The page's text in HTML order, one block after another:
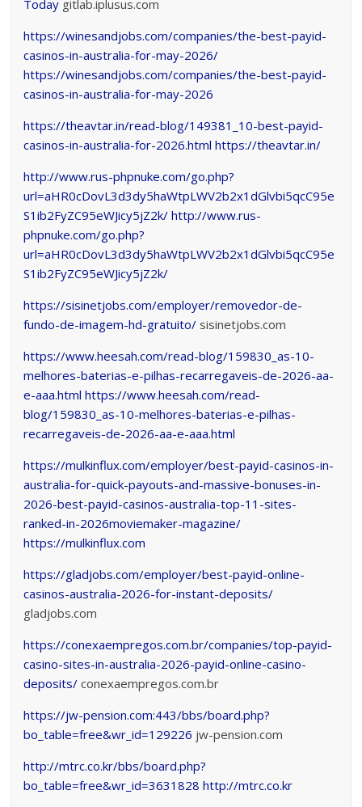
Today gitlab.iplusus.com
https://winesandjobs.com/companies/the-best-payid-
casinos-in-australia-for-may-2026/
https://winesandjobs.com/companies/the-best-payid-
casinos-in-australia-for-may-2026
https://theavtar.in/read-blog/149381_10-best-payid-
casinos-in-australia-for-2026.html https://theavtar.in/
http://www.rus-phpnuke.com/go.php?
url=aHR0cDovL3d3dy5haWtpLWV2b2x1dGlvbi5qcC95e
S1ib2FyZC95eWJicy5jZ2k/ http://www.rus-
phpnuke.com/go.php?
url=aHR0cDovL3d3dy5haWtpLWV2b2x1dGlvbi5qcC95e
S1ib2FyZC95eWJicy5jZ2k/
https://sisinetjobs.com/employer/removedor-de-
fundo-de-imagem-hd-gratuito/ sisinetjobs.com
https://www.heesah.com/read-blog/159830_as-10-
melhores-baterias-e-pilhas-recarregaveis-de-2026-aa-
e-aaa.html https://www.heesah.com/read-
blog/159830_as-10-melhores-baterias-e-pilhas-
recarregaveis-de-2026-aa-e-aaa.html
https://mulkinflux.com/employer/best-payid-casinos-in-
australia-for-quick-payouts-and-massive-bonuses-in-
2026-best-payid-casinos-australia-top-11-sites-
ranked-in-2026moviemaker-magazine/
https://mulkinflux.com
https://gladjobs.com/employer/best-payid-online-
casinos-australia-2026-for-instant-deposits/
gladjobs.com
https://conexaempregos.com.br/companies/top-payid-
casino-sites-in-australia-2026-payid-online-casino-
deposits/ conexaempregos.com.br
https://jw-pension.com:443/bbs/board.php?
bo_table=free&wr_id=129226 jw-pension.com
http://mtrc.co.kr/bbs/board.php?
bo_table=free&wr_id=3631828 http://mtrc.co.kr